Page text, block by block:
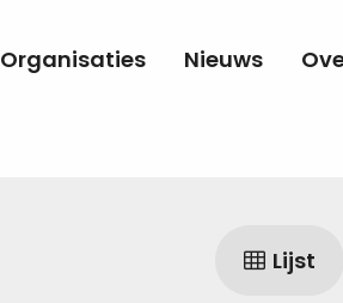
Organisaties Nieuws
Lijst